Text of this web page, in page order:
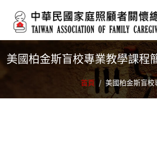
美國柏金斯盲校專業教學課程
首頁 / 美國柏金斯盲